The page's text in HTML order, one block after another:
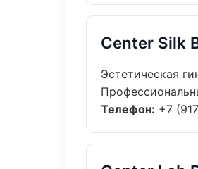
Center Silk
Эстетическая
Телефон: +7